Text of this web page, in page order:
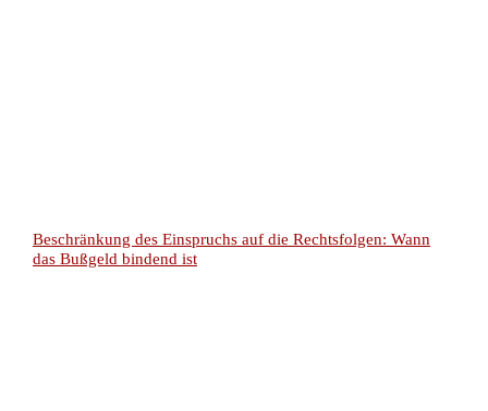
Beschränkung des Einspruchs auf die Rechtsfolgen: Wann
das Bußgeld bindend ist